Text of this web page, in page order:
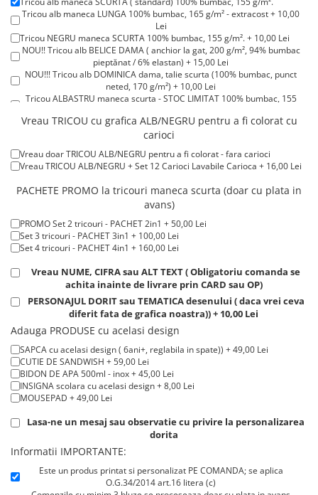
Halate si pijamale Family
Incaltaminte
Seturi elegante femei
Umbrele
Pijamale de copii
Pijamale BIG SIZE femei
Cadouri ocazii speciale
Tricouri de cuplu Valentine's Day
Cadouri pentru Bunici
Cadouri Craciun
Cadouri pentru Mama
Cadouri pentru profesori sau absolventi
Cadouri Back to school
Cadouri de Paște
Cadouri Traditionale Romanesti
8 Martie
Cadouri pentru CUPLU El & Ea
Cadouri Iubitori de animale
Cadouri GRAVIDE
Cadouri pentru sportivi
Cadouri Colegi, sefi sau angajati
Cadouri pentru Doctori
Cadouri pentru Sfânta Maria
Tricou alb maneca LUNGA 100% bumbac, 165 g/m² - extracost + 10,00
Lei
Tricou NEGRU maneca SCURTA 100% bumbac, 155 g/m². + 10,00 Lei
NOU!! Tricou alb BELICE DAMA ( anchior la gat, 200 g/m², 94% bumbac
pieptănat / 6% elastan) + 15,00 Lei
NOU!!! Tricou alb DOMINICA dama, talie scurta (100% bumbac, punct
neted, 170 g/m²) + 10,00 Lei
Tricou ALBASTRU maneca scurta - STOC LIMITAT 100% bumbac, 155
Tricou ROSU maneca scurta 100% bumbac, 155 g/m². + 15,00 Lei
Tricou POLO alb maneca SCURTA 200-220 g/m² - marimi COPII + 15,00
Tricou POLO alb maneca LUNGA 200-220 g/m² marimi COPII + 20,00
Lei
Tricou ROSU maneca LUNGA ( STOC LIMITAT) 100% bumbac, 165 g/m²
- extracost + 20,00 Lei
Vreau TRICOU cu grafica ALB/NEGRU pentru a fi colorat cu
carioci
Vreau doar TRICOU ALB/NEGRU pentru a fi colorat - fara carioci
Vreau TRICOU ALB/NEGRU + Set 12 Carioci Lavabile Carioca + 16,00 Lei
PACHETE PROMO la tricouri maneca scurta (doar cu plata in
avans)
PROMO Set 2 tricouri - PACHET 2in1 + 50,00 Lei
Set 3 tricouri - PACHET 3in1 + 100,00 Lei
Set 4 tricouri - PACHET 4in1 + 160,00 Lei
Vreau NUME, CIFRA sau ALT TEXT ( Obligatoriu comanda se
achita inainte de livrare prin CARD sau OP)
PERSONAJUL DORIT sau TEMATICA desenului ( daca vrei ceva
diferit fata de grafica noastra)) + 10,00 Lei
Adauga PRODUSE cu acelasi design
SAPCA cu acelasi design ( 6ani+, reglabila in spate)) + 49,00 Lei
CUTIE DE SANDWISH + 59,00 Lei
BIDON DE APA 500ml - inox + 45,00 Lei
INSIGNA scolara cu acelasi design + 8,00 Lei
MOUSEPAD + 49,00 Lei
Lasa-ne un mesaj sau observatie cu privire la personalizarea
dorita
Informatii IMPORTANTE:
Este un produs printat si personalizat PE COMANDA; se aplica
O.G.34/2014 art.16 litera (c)